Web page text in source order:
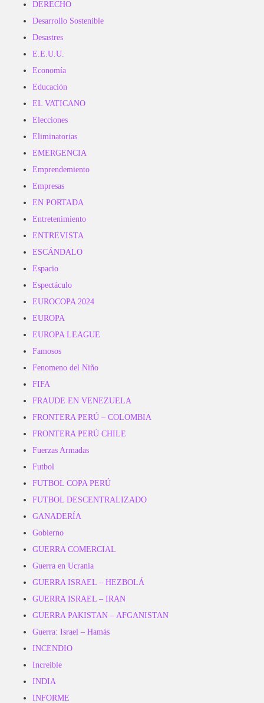
DERECHO
Desarrollo Sostenible
Desastres
E.E.U.U.
Economía
Educación
EL VATICANO
Elecciones
Eliminatorias
EMERGENCIA
Emprendemiento
Empresas
EN PORTADA
Entretenimiento
ENTREVISTA
ESCÁNDALO
Espacio
Espectáculo
EUROCOPA 2024
EUROPA
EUROPA LEAGUE
Famosos
Fenomeno del Niño
FIFA
FRAUDE EN VENEZUELA
FRONTERA PERÚ – COLOMBIA
FRONTERA PERÚ CHILE
Fuerzas Armadas
Futbol
FUTBOL COPA PERÚ
FUTBOL DESCENTRALIZADO
GANADERÍA
Gobierno
GUERRA COMERCIAL
Guerra en Ucrania
GUERRA ISRAEL – HEZBOLÁ
GUERRA ISRAEL – IRAN
GUERRA PAKISTAN – AFGANISTAN
Guerra: Israel – Hamás
INCENDIO
Increible
INDIA
INFORME